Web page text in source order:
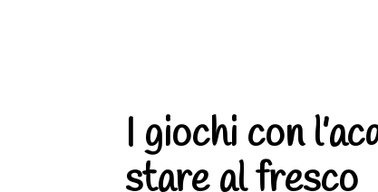
I giochi con
stare al fresco